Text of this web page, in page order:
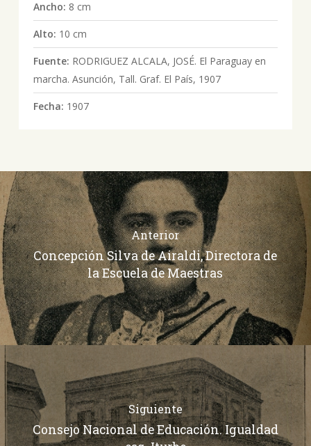
Ancho: 8 cm
Alto: 10 cm
Fuente: RODRIGUEZ ALCALA, JOSÉ. El Paraguay en
marcha. Asunción, Tall. Graf. El País, 1907
Fecha: 1907
Anterior
Concepción Silva de Airaldi, Directora de
la Escuela de Maestras
Siguiente
Consejo Nacional de Educación. Igualdad